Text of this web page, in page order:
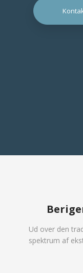
Ud over den
spektrum af